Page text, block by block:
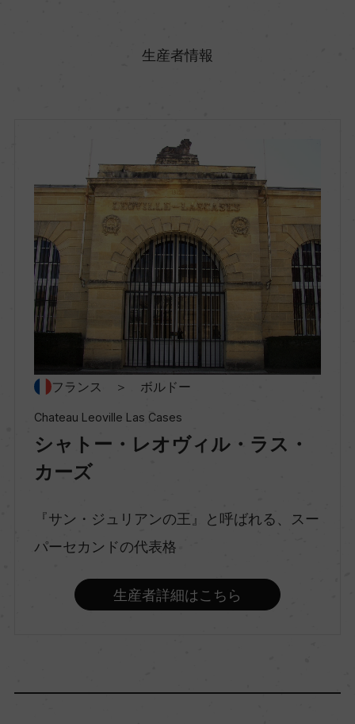
オー・メドック
村名
スティルワイン
味わい
フルボディ
アルコール度数
17℃
生産者情報
フランス ＞ ボルドー
Chateau Leoville Las Cases
シャトー・レオヴィル・ラス・
カーズ
『サン・ジュリアンの王』と呼ばれる、スー
パーセカンドの代表格
生産者詳細はこちら